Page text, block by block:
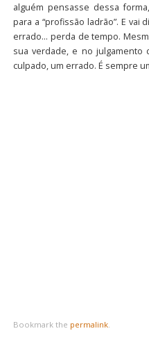
alguém pensasse dessa
para a “profissão ladrão”. E
errado… perda de tempo.
sua verdade, e no julgamento
culpado, um errado. É sempre
Bookmark the permalink.